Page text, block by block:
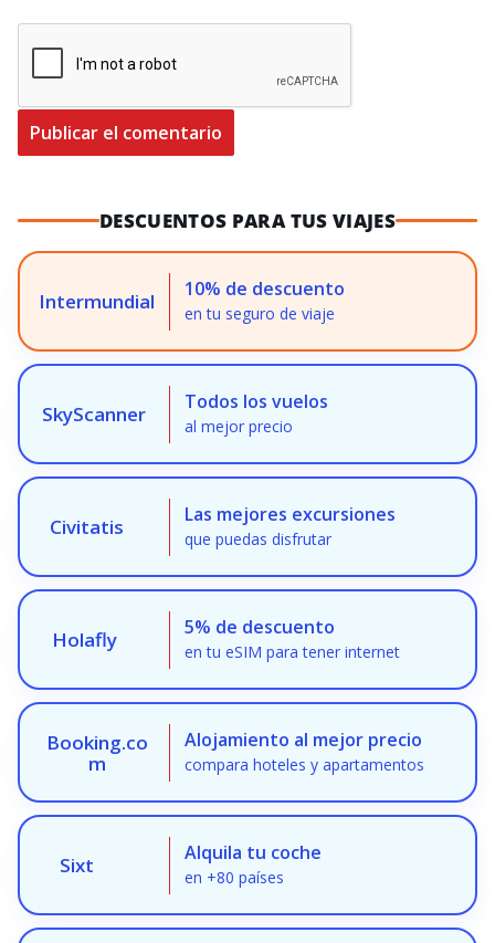
DESCUENTOS PARA TUS VIAJES
Intermundial 10% de descuento
en tu seguro de viaje
SkyScanner Todos los vuelos
al mejor precio
Civitatis Las mejores excursiones
que puedas disfrutar
Holafly 5% de descuento
en tu eSIM para tener internet
Booking.co
m
Alojamiento al mejor precio
compara hoteles y apartamentos
Sixt Alquila tu coche
en +80 países